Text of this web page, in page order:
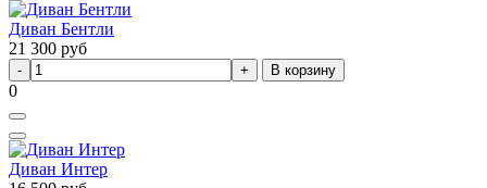
Диван Бентли
21 300 руб
В корзину
0
Диван Интер